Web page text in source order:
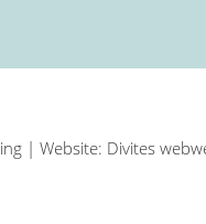
| Website: Divites